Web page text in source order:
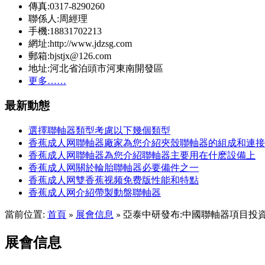
傳真:0317-8290260
聯係人:周經理
手機:18831702213
網址:http://www.jdzsg.com
郵箱:bjstjx@126.com
地址:河北省泊頭市河東南開發區
更多……
最新動態
選擇聯軸器類型考慮以下幾個類型
香蕉成人网聯軸器廠家為您介紹夾殼聯軸器的組成和連接
香蕉成人网聯軸器為您介紹聯軸器主要用在什麽設備上
香蕉成人网關於輪胎聯軸器必要備件之一
香蕉成人网雙香蕉视频免费版性能和特點
香蕉成人网介紹帶製動盤聯軸器
當前位置: 首頁 » 展會信息 » 亞泰中研發布:中國聯軸器項目投
展會信息